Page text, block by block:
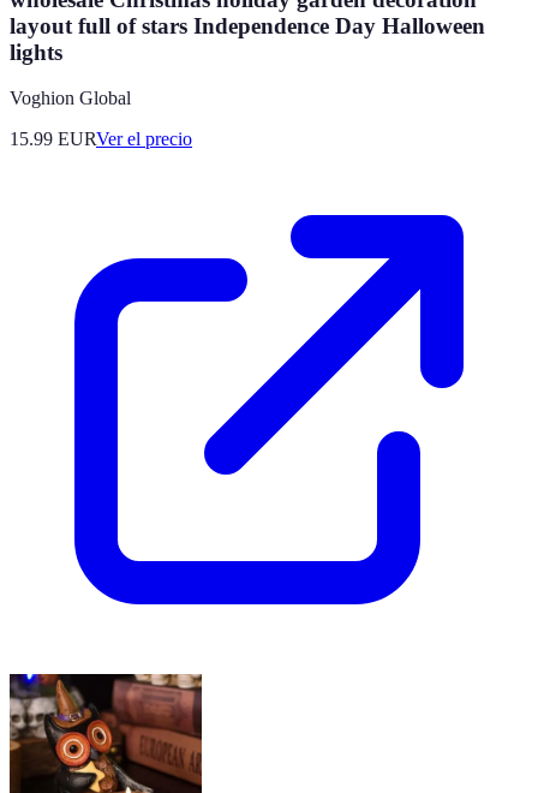
layout full of stars Independence Day Halloween
lights
Voghion Global
15.99 EURVer el precio